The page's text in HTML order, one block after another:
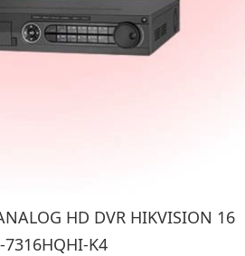
Đầu thu camera analog HD
HD DVR HIKVISION 16
7316HQHI-K4